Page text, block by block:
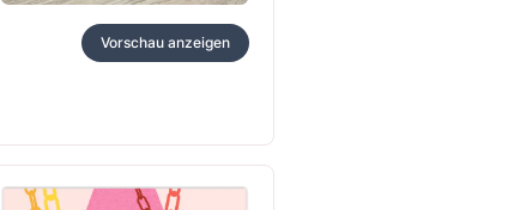
Vorschau anzeigen